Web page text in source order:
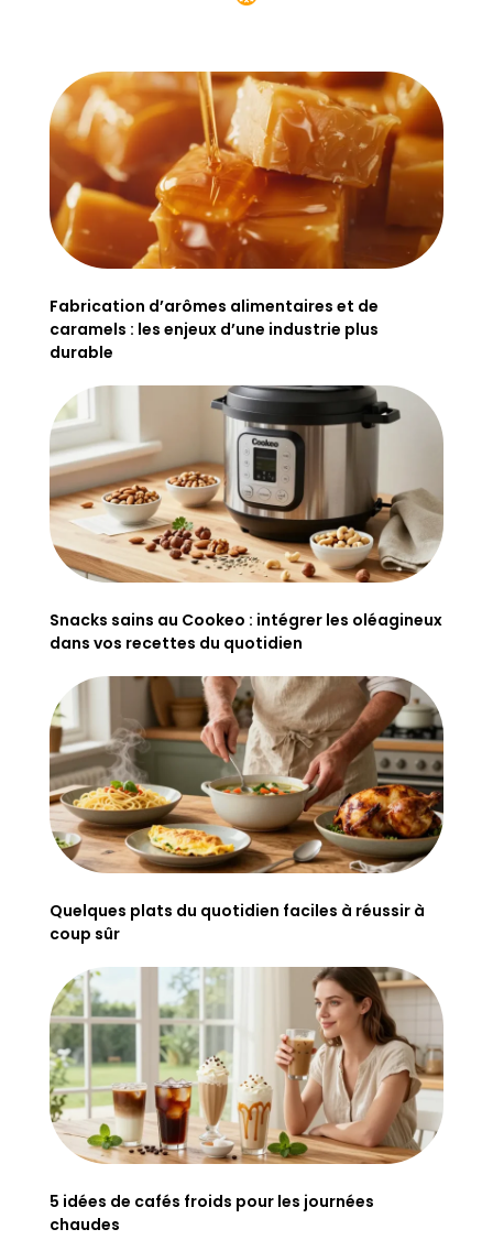
Fabrication d’arômes alimentaires et de
caramels : les enjeux d’une industrie plus
durable
Snacks sains au Cookeo : intégrer les oléagineux
dans vos recettes du quotidien
Quelques plats du quotidien faciles à réussir à
coup sûr
5 idées de cafés froids pour les journées
chaudes